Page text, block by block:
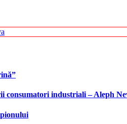
consumatori industriali – Aleph